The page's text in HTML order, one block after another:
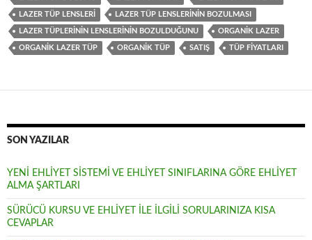
LAZER TÜP LENSLERI LAZER TÜP LENSLERININ BOZULMASI
LAZER TÜPLERININ LENSLERININ BOZULDUĞUNU ORGANIK LAZER
ORGANIK LAZER TÜP ORGANIK TÜP SATIŞ TÜP FIYATLARI
SON YAZILAR
YENİ EHLİYET SİSTEMİ VE EHLİYET SINIFLARINA GÖRE EHLİYET
ALMA ŞARTLARI
SÜRÜCÜ KURSU VE EHLİYET İLE İLGİLİ SORULARINIZA KISA
CEVAPLAR